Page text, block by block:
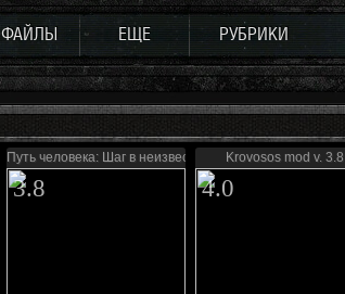
ФАЙЛЫ ЕЩЕ РУБРИКИ
Путь человека: Шаг в неизвестность
3.8
Krovosos mod v. 3.8
4.0